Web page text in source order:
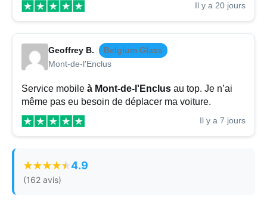
Il y a 20 jours
Geoffrey B.
Belgium Glass
Mont-de-l'Enclus
Service mobile à Mont-de-l'Enclus au top. Je n’ai
même pas eu besoin de déplacer ma voiture.
Il y a 7 jours
4.9
(162 avis)